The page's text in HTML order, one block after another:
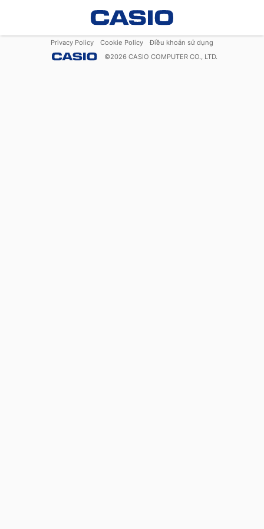
Privacy Policy Cookie Policy
Điều khoản sử dụng
©2026 CASIO COMPUTER CO., LTD.